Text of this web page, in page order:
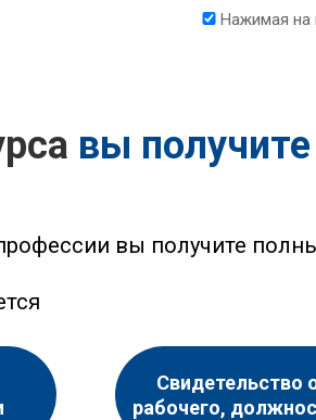
Нажимая на
вы получите
вы получите
Свидетельство
рабочего,